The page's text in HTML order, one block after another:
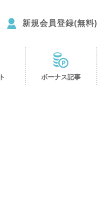
新規会員登録(無料)
ボーナス記事